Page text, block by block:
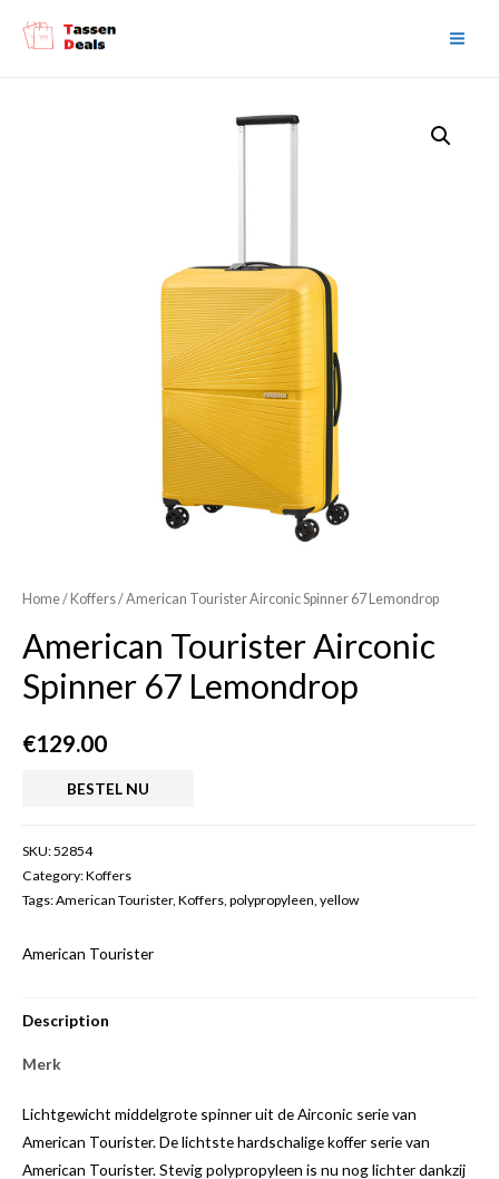
Home/ Koffers/ American Tourister Airconic Spinner 67 Lemondrop
American Tourister Airconic
Spinner 67 Lemondrop
€129.00
BESTEL NU
SKU:52854
Category:Koffers
Tags:American Tourister, Koffers, polypropyleen, yellow
American Tourister
Description
Merk
Lichtgewicht middelgrote spinner uit de Airconic serie van
American Tourister. De lichtste hardschalige koffer serie van
American Tourister. Stevig polypropyleen is nu nog lichter dankzij